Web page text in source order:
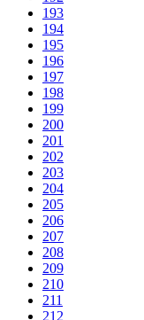
193
194
195
196
197
198
199
200
201
202
203
204
205
206
207
208
209
210
211
212